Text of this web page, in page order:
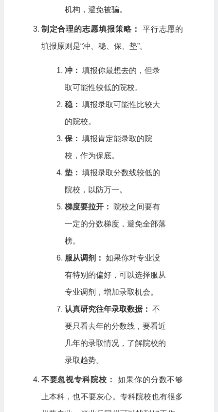
机构，避免被骗。
制定合理的志愿填报策略： 平行志愿的
填报原则是“冲、稳、保、垫”。
冲： 填报你最想去的，但录
取可能性较低的院校。
稳： 填报录取可能性比较大
的院校。
保： 填报肯定能录取的院
校，作为保底。
垫： 填报录取分数线较低的
院校，以防万一。
梯度要拉开： 院校之间要有
一定的分数梯度，避免全部落
榜。
服从调剂： 如果你对专业没
有特别的偏好，可以选择服从
专业调剂，增加录取机会。
认真研究往年录取数据： 不
要只看去年的分数线，要看近
几年的录取情况，了解院校的
录取趋势。
不要忽视专科院校： 如果你的分数不够
上本科，也不要灰心。专科院校也有很多